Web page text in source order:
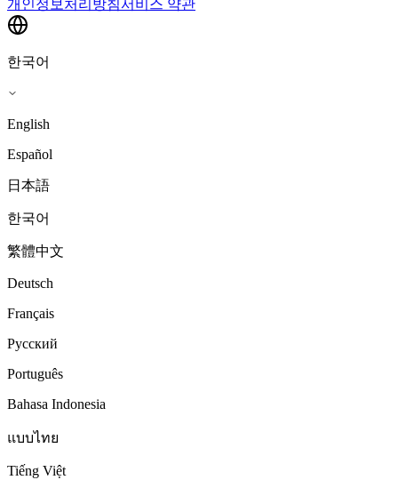
개인정보처리방침서비스 약관
한국어
English
Español
日本語
한국어
繁體中文
Deutsch
Français
Русский
Português
Bahasa Indonesia
แบบไทย
Tiếng Việt